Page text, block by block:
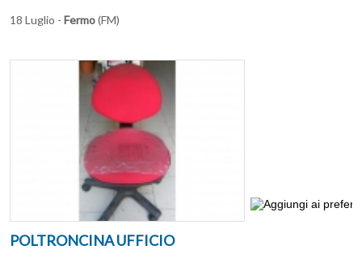
18 Luglio - Fermo(FM)
POLTRONCINA UFFICIO